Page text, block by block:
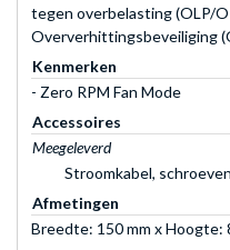
tegen overbelasting (OLP/
Oververhittingsbeveiliging
Kenmerken
- Zero RPM Fan Mode
Accessoires
Meegeleverd
Stroomkabel, schroeven
Afmetingen
Breedte: 150 mm x Hoogte: